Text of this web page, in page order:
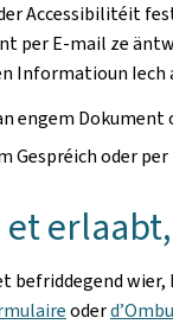
Accessibilitéit
per E-mail ze
Informatioun Iech
engem Dokument
Gespréich oder
befriddegend
oder